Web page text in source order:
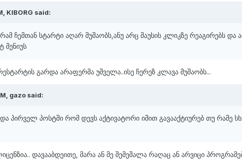
KIBORG said:
ჩემთან სტარტი აღარ მუშაობს,ანუ არც მაუსის კლიკზე რეაგირებს და
მენიუს
გარდა არაფერმა უშველა..ისე ჩერეზ კლავა მუშაობს...
gazo said:
პირველ პოსტში რომ დევს აქტივატორი იმით გავააქტიურებ თუ რამე
დავააბდეითე, მარა ან მე შემეშალა რაღაც ან არვიცი